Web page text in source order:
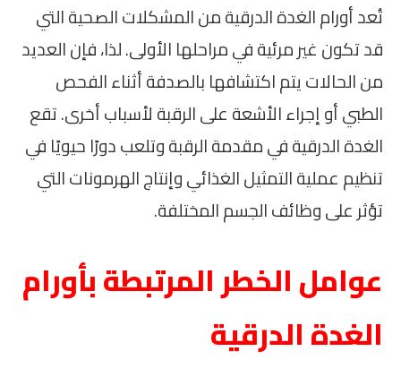
تُعد أورام الغدة الدرقية من المشكلات الصحية التي
قد تكون غير مرئية في مراحلها الأولى. لذا، فإن العديد
من الحالات يتم اكتشافها بالصدفة أثناء الفحص
الطبي أو إجراء الأشعة على الرقبة لأسباب أخرى. تقع
الغدة الدرقية في مقدمة الرقبة وتلعب دورًا حيويًا في
تنظيم عملية التمثيل الغذائي وإنتاج الهرمونات التي
تؤثر على وظائف الجسم المختلفة.
عوامل الخطر المرتبطة بأورام
الغدة الدرقية